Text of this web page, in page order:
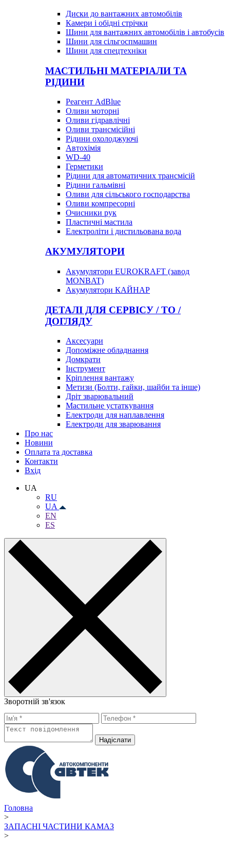
Диски до вантажних автомобілів
Камери і обідні стрічки
Шини для вантажних автомобілів і автобусів
Шини для сільгоспмашин
Шини для спецтехніки
МАСТИЛЬНІ МАТЕРІАЛИ ТА
РІДИНИ
Реагент AdBlue
Оливи моторні
Оливи гідравлічні
Оливи трансмісійні
Рідини охолоджуючі
Автохімія
WD-40
Герметики
Рідини для автоматичних трансмісій
Рідини гальмівні
Оливи для сільського господарства
Оливи компресорні
Очисники рук
Пластичні мастила
Електроліти і дистильована вода
АКУМУЛЯТОРИ
Акумулятори EUROKRAFT (завод
MONBAT)
Акумулятори КАЙНАР
ДЕТАЛІ ДЛЯ СЕРВІСУ / ТО /
ДОГЛЯДУ
Аксесуари
Допоміжне обладнання
Домкрати
Інструмент
Кріплення вантажу
Метизи (Болти, гайки, шайби та інше)
Дріт зварювальний
Мастильне устаткування
Електроди для наплавлення
Електроди для зварювання
Про нас
Новини
Оплата та доставка
Контакти
Вхiд
UA
RU
UA
EN
ES
Зворотній зв'язок
Надiслати
Головна
>
ЗАПАСНІ ЧАСТИНИ КАМАЗ
>